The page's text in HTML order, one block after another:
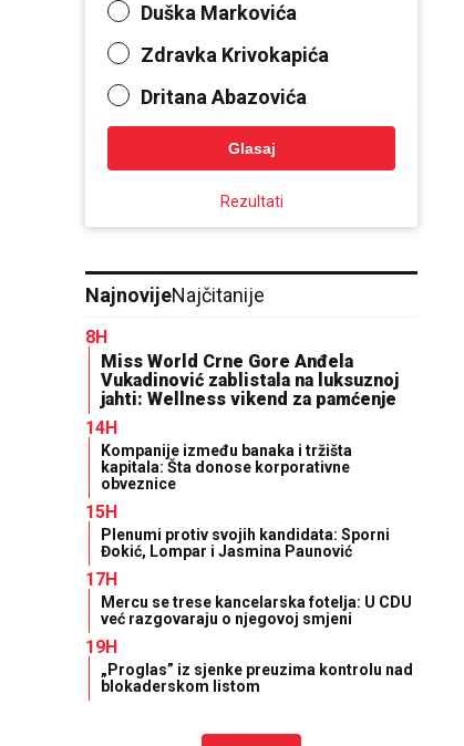
Duška Markovića
Zdravka Krivokapića
Dritana Abazovića
Glasaj
Rezultati
NajnovijeNajčitanije
8H
Miss World Crne Gore Anđela
Vukadinović zablistala na luksuznoj
jahti: Wellness vikend za pamćenje
14H
Kompanije između banaka i tržišta
kapitala: Šta donose korporativne
obveznice
15H
Plenumi protiv svojih kandidata: Sporni
Đokić, Lompar i Jasmina Paunović
17H
Mercu se trese kancelarska fotelja: U CDU
već razgovaraju o njegovoj smjeni
19H
„Proglas” iz sjenke preuzima kontrolu nad
blokaderskom listom